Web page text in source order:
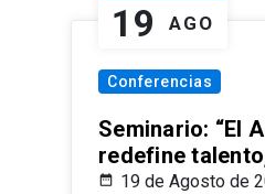
19 AGO
Conferencias
Seminario: “El
redefine
19 de Agosto de